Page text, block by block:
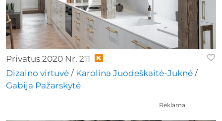
Privatus 2020 Nr. 211
Dizaino virtuvė / Karolina Juodeškaitė-Juknė /
Gabija Pažarskytė
Reklama